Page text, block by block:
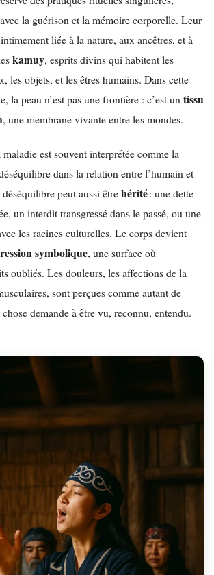
la guérison et la mémoire corporelle. Leur
liée à la nature, aux ancêtres, et à
kamuy, esprits divins qui habitent les
les objets, et les êtres humains. Dans cette
la peau n’est pas une frontière : c’est untissu
, une membrane vivante entre les mondes.
est souvent interprétée comme la
dans la relation entre l’humain et
peut aussi êtrehérité: une dette
un interdit transgressé dans le passé, ou une
les racines culturelles. Le corps devient
symbolique, une surface où
oubliés. Les douleurs, les affections de la
sont perçues comme autant de
demande à être vu, reconnu, entendu.